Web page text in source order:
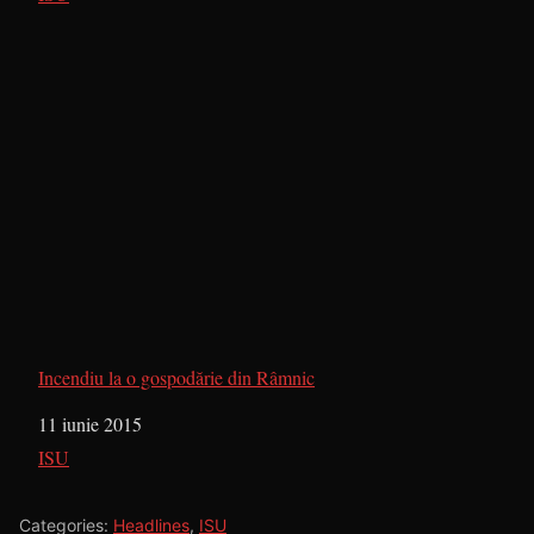
Incendiu la o gospodărie din Râmnic
Dată
11 iunie 2015
În legătură cu
ISU
Categories: Headlines, ISU